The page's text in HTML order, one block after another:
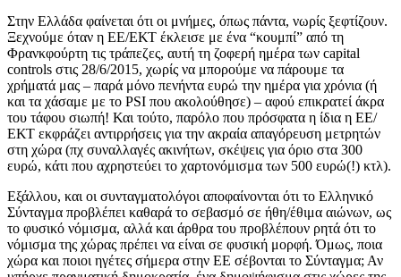
Στην Ελλάδα φαίνεται ότι οι μνήμες, όπως πάντα, νωρίς ξεφτίζουν.
Ξεχνούμε όταν η ΕΕ/ΕΚΤ έκλεισε με ένα “κουμπί” από τη
Φρανκφούρτη τις τράπεζες, αυτή τη ζοφερή ημέρα των capital
controls στις 28/6/2015, χωρίς να μπορούμε να πάρουμε τα
χρήματά μας – παρά μόνο πενήντα ευρώ την ημέρα για χρόνια (ή
και τα χάσαμε με το PSI που ακολούθησε) – αφού επικρατεί άκρα
του τάφου σιωπή! Και τούτο, παρόλο που πρόσφατα η ίδια η ΕΕ/
ΕΚΤ εκφράζει αντιρρήσεις για την ακραία απαγόρευση μετρητών
στη χώρα (πχ συναλλαγές ακινήτων, σκέψεις για όριο στα 300
ευρώ, κάτι που αχρηστεύει το χαρτονόμισμα των 500 ευρώ(!) κτλ).
Εξάλλου, και οι συνταγματολόγοι αποφαίνονται ότι το Ελληνικό
Σύνταγμα προβλέπει καθαρά το σεβασμό σε ήθη/έθιμα αιώνων, ως
το φυσικό νόμισμα, αλλά και άρθρα του προβλέπουν ρητά ότι το
νόμισμα της χώρας πρέπει να είναι σε φυσική μορφή. Όμως, ποια
χώρα και ποιοι ηγέτες σήμερα στην ΕΕ σέβονται το Σύνταγμα; Αν